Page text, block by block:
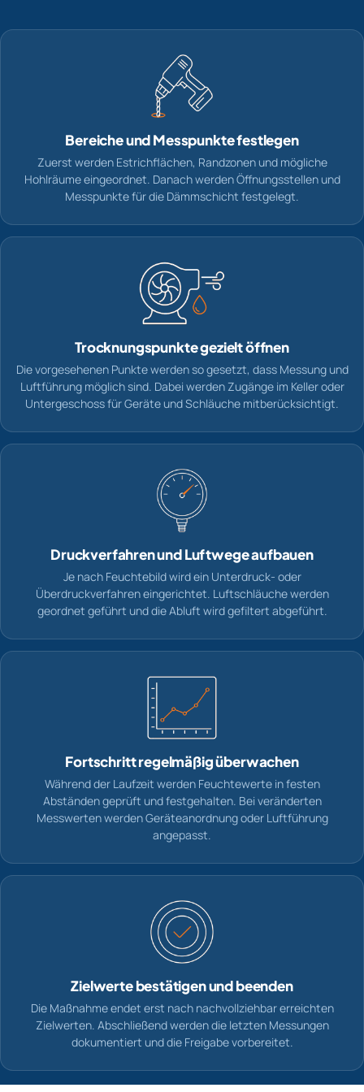
Bereiche und Messpunkte festlegen
Zuerst werden Estrichflächen, Randzonen und mögliche
Hohlräume eingeordnet. Danach werden Öffnungsstellen und
Messpunkte für die Dämmschicht festgelegt.
Trocknungspunkte gezielt öffnen
Die vorgesehenen Punkte werden so gesetzt, dass Messung und
Luftführung möglich sind. Dabei werden Zugänge im Keller oder
Untergeschoss für Geräte und Schläuche mitberücksichtigt.
Druckverfahren und Luftwege aufbauen
Je nach Feuchtebild wird ein Unterdruck- oder
Überdruckverfahren eingerichtet. Luftschläuche werden
geordnet geführt und die Abluft wird gefiltert abgeführt.
Fortschritt regelmäßig überwachen
Während der Laufzeit werden Feuchtewerte in festen
Abständen geprüft und festgehalten. Bei veränderten
Messwerten werden Geräteanordnung oder Luftführung
angepasst.
Zielwerte bestätigen und beenden
Die Maßnahme endet erst nach nachvollziehbar erreichten
Zielwerten. Abschließend werden die letzten Messungen
dokumentiert und die Freigabe vorbereitet.